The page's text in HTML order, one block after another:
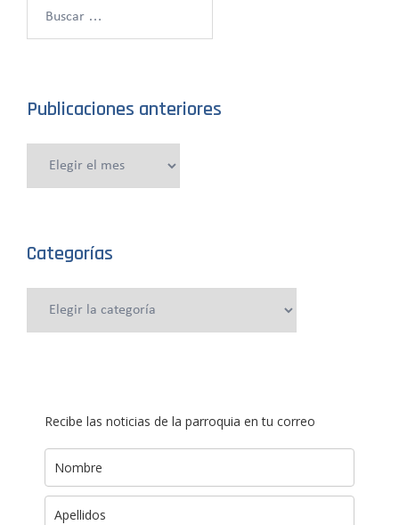
Publicaciones anteriores
Categorías
Recibe las noticias de la parroquia en tu correo